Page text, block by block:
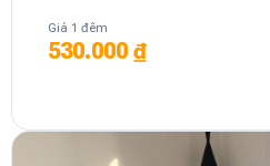
Giá 1 đêm
530.000 ₫